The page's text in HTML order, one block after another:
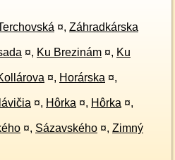
¤, Záhradkárska
¤, Ku Brezinám ¤, Ku
¤, Horárska ¤,
¤, Hôrka ¤, Hôrka ¤,
¤, Sázavského ¤, Zimný